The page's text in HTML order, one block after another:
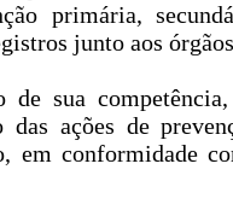
primária,
junto aos
sua competência,
das ações de
em conformidade